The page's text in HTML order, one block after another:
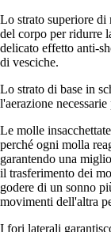
Lo strato superiore di
del corpo per ridurre
delicato effetto anti-
di vesciche.
Lo strato di base in
l'aerazione
Le molle
perché ogni molla
garantendo una
il trasferimento dei
godere di un sonno
movimenti dell'altra
I fori laterali